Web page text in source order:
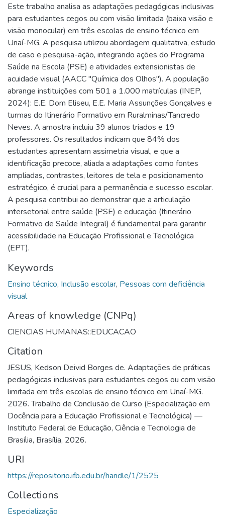
Este trabalho analisa as adaptações pedagógicas inclusivas
para estudantes cegos ou com visão limitada (baixa visão e
visão monocular) em três escolas de ensino técnico em
Unaí-MG. A pesquisa utilizou abordagem qualitativa, estudo
de caso e pesquisa-ação, integrando ações do Programa
Saúde na Escola (PSE) e atividades extensionistas de
acuidade visual (AACC "Química dos Olhos"). A população
abrange instituições com 501 a 1.000 matrículas (INEP,
2024): E.E. Dom Eliseu, E.E. Maria Assunções Gonçalves e
turmas do Itinerário Formativo em Ruralminas/Tancredo
Neves. A amostra incluiu 39 alunos triados e 19
professores. Os resultados indicam que 84% dos
estudantes apresentam assimetria visual, e que a
identificação precoce, aliada a adaptações como fontes
ampliadas, contrastes, leitores de tela e posicionamento
estratégico, é crucial para a permanência e sucesso escolar.
A pesquisa contribui ao demonstrar que a articulação
intersetorial entre saúde (PSE) e educação (Itinerário
Formativo de Saúde Integral) é fundamental para garantir
acessibilidade na Educação Profissional e Tecnológica
(EPT).
Keywords
Ensino técnico, Inclusão escolar, Pessoas com deficiência
visual
Areas of knowledge (CNPq)
CIENCIAS HUMANAS::EDUCACAO
Citation
JESUS, Kedson Deivid Borges de. Adaptações de práticas
pedagógicas inclusivas para estudantes cegos ou com visão
limitada em três escolas de ensino técnico em Unaí-MG.
2026. Trabalho de Conclusão de Curso (Especialização em
Docência para a Educação Profissional e Tecnológica) —
Instituto Federal de Educação, Ciência e Tecnologia de
Brasília, Brasília, 2026.
URI
https://repositorio.ifb.edu.br/handle/1/2525
Collections
Especialização